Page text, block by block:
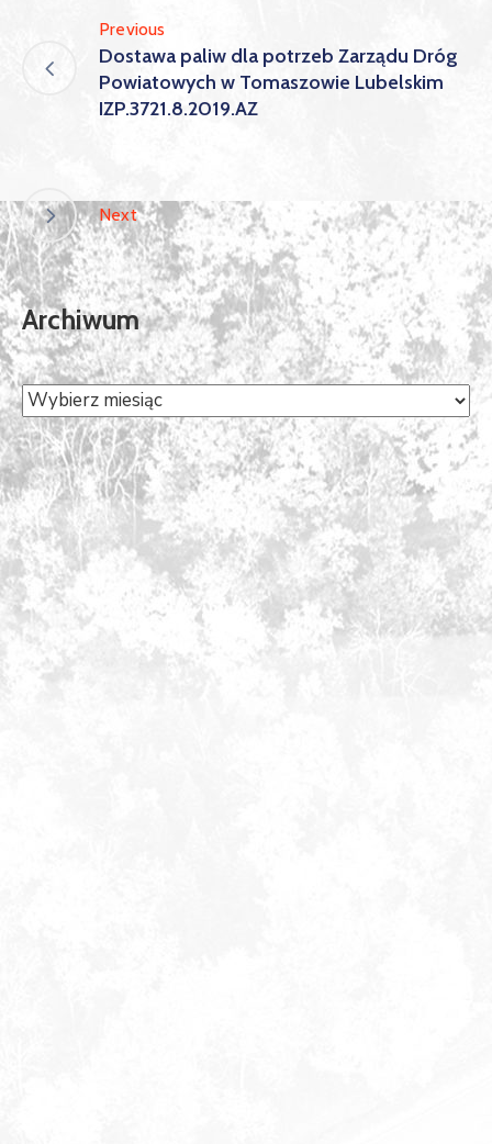
Previous
Dostawa paliw dla potrzeb Zarządu Dróg
Powiatowych w Tomaszowie Lubelskim
IZP.3721.8.2019.AZ
Next
Archiwum